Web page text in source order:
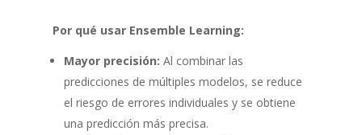
Por qué usar Ensemble Learning:
Mayor precisión: Al combinar las
predicciones de múltiples modelos, se reduce
el riesgo de errores individuales y se obtiene
una predicción más precisa.